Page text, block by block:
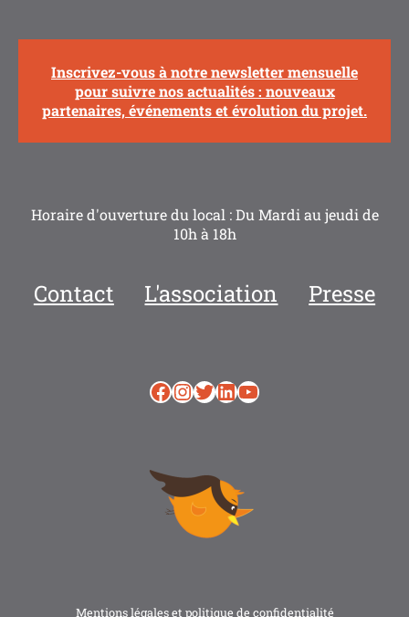
Inscrivez-vous à notre newsletter mensuelle
pour suivre nos actualités : nouveaux
partenaires, événements et évolution du projet.
Horaire d'ouverture du local : Du Mardi au jeudi de
10h à 18h
Contact L'association Presse
Facebook InstagramTwitter LinkedIn YouTube
Mentions légales et politique de confidentialité